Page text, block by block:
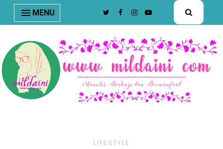
nav#menunav { border-bottom: 1px solid #e8e8e8; }
MENU
LIFESTYLE